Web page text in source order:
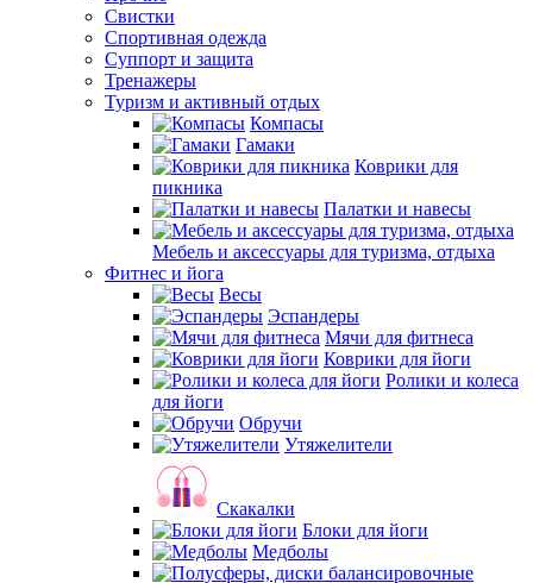
Свистки
Спортивная одежда
Суппорт и защита
Тренажеры
Туризм и активный отдых
Компасы
Гамаки
Коврики для
пикника
Палатки и навесы
Мебель и аксессуары для туризма, отдыха
Фитнес и йога
Весы
Эспандеры
Мячи для фитнеса
Коврики для йоги
Ролики и колеса
для йоги
Обручи
Утяжелители
Скакалки
Блоки для йоги
Медболы